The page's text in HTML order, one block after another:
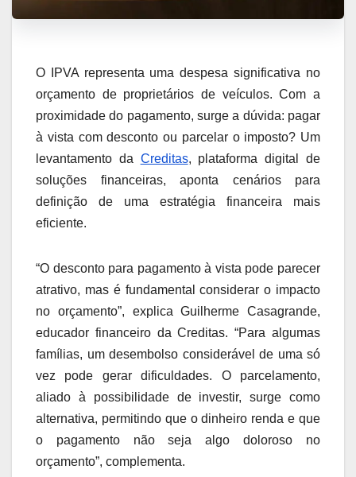
O IPVA representa uma despesa significativa no
orçamento de proprietários de veículos. Com a
proximidade do pagamento, surge a dúvida: pagar
à vista com desconto ou parcelar o imposto? Um
levantamento da Creditas, plataforma digital de
soluções financeiras, aponta cenários para
definição de uma estratégia financeira mais
eficiente.
“O desconto para pagamento à vista pode parecer
atrativo, mas é fundamental considerar o impacto
no orçamento”, explica Guilherme Casagrande,
educador financeiro da Creditas. “Para algumas
famílias, um desembolso considerável de uma só
vez pode gerar dificuldades. O parcelamento,
aliado à possibilidade de investir, surge como
alternativa, permitindo que o dinheiro renda e que
o pagamento não seja algo doloroso no
orçamento”, complementa.